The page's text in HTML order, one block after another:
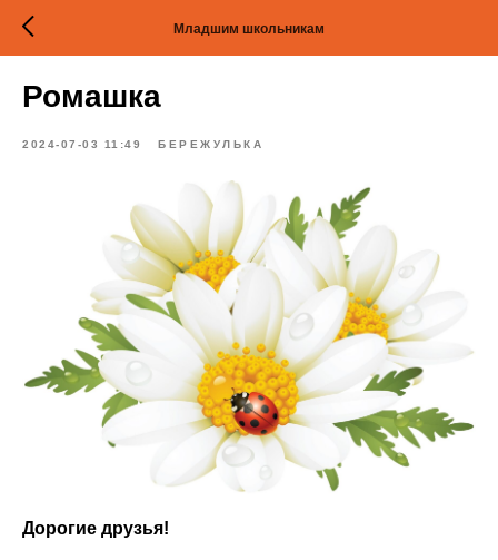
Младшим школьникам
Ромашка
2024-07-03 11:49 БЕРЕЖУЛЬКА
Дорогие друзья!